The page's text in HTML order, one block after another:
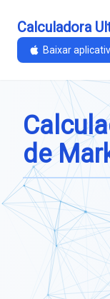
Calculadora
Baixar
de